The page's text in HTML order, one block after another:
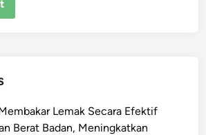
Lemak Secara Efektif
Berat Badan, Meningkatkan